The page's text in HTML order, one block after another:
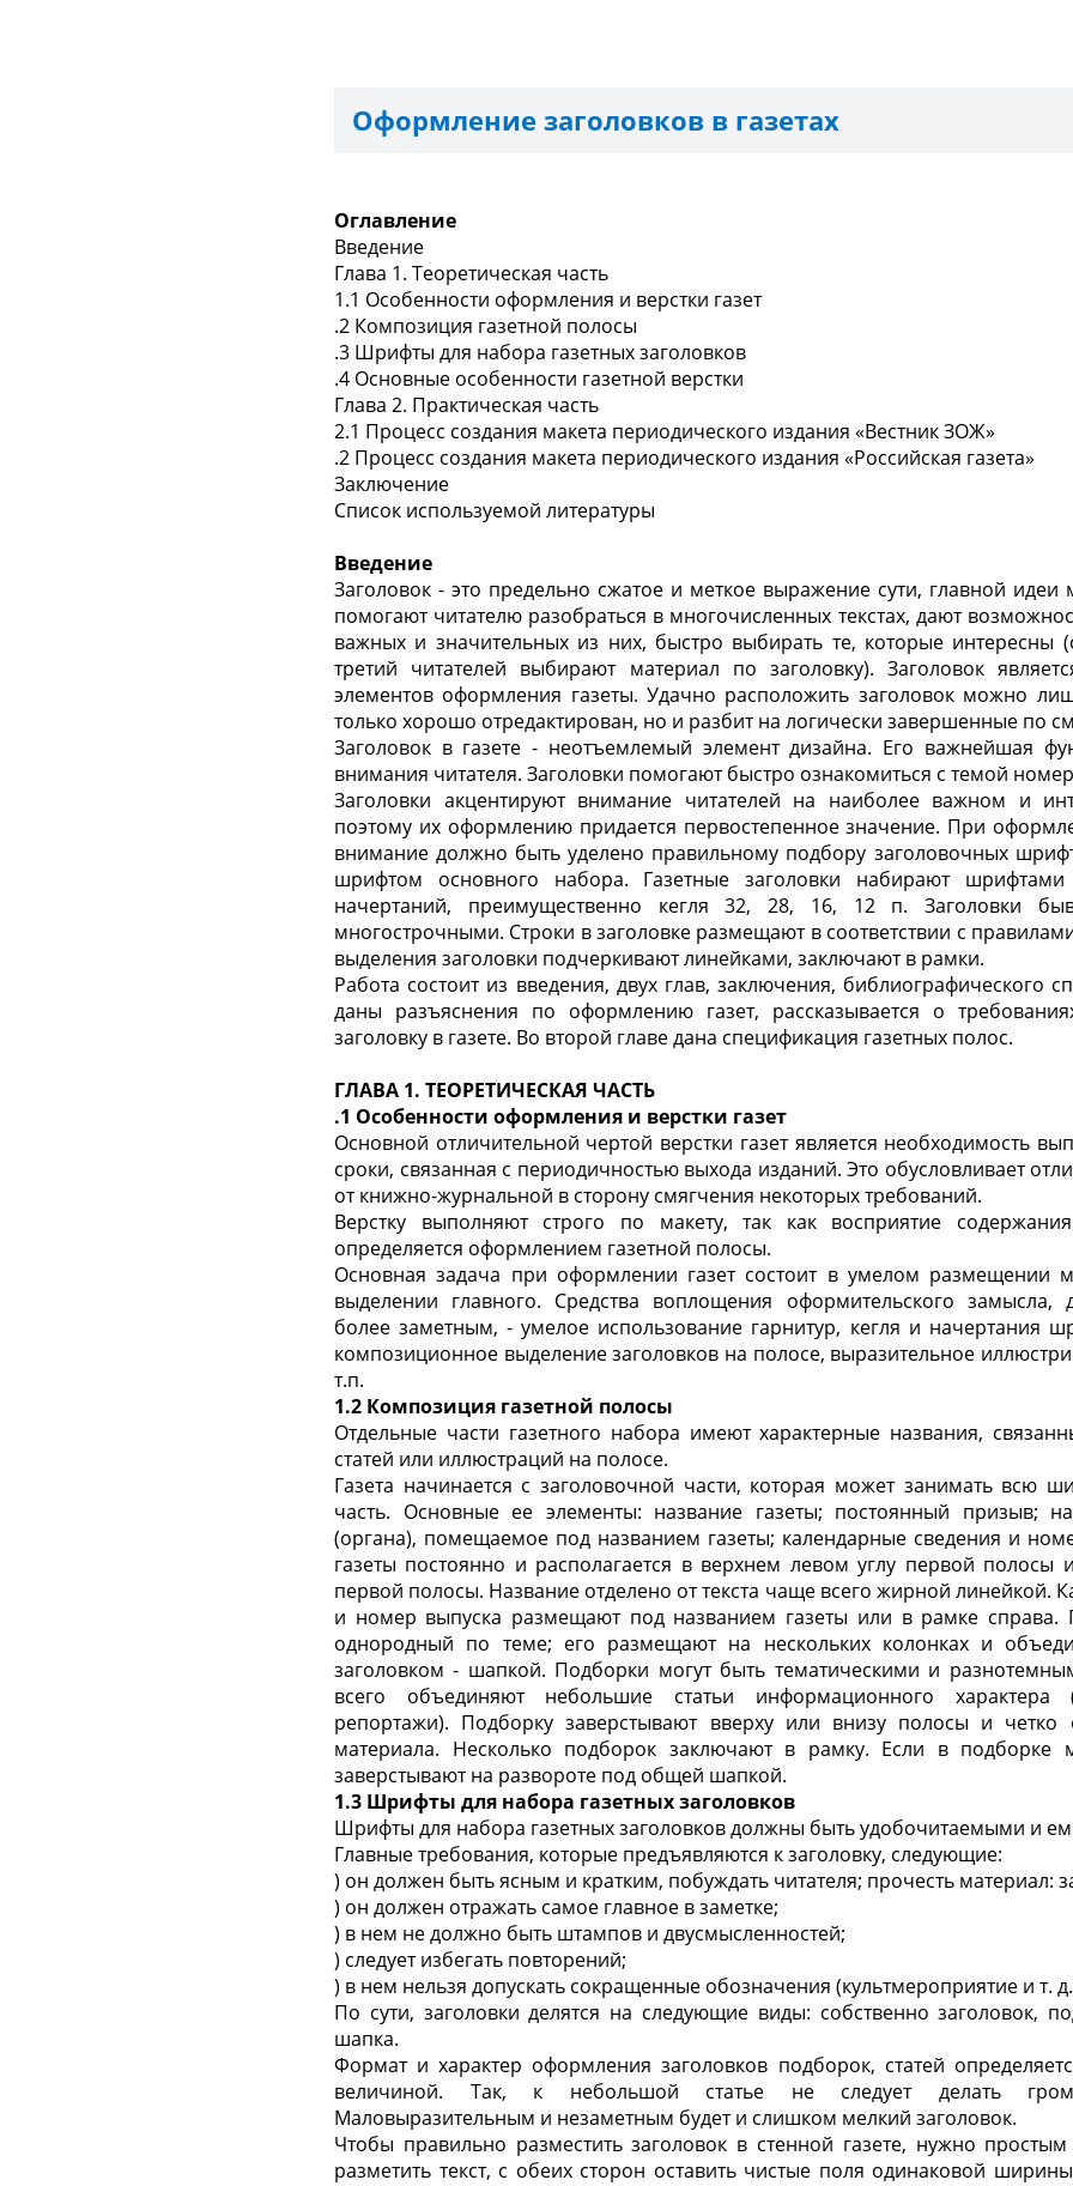
Оформление заголовков в газетах
Оглавление
Введение
Глава 1. Теоретическая часть
1.1 Особенности оформления и верстки газет
.2 Композиция газетной полосы
.3 Шрифты для набора газетных заголовков
.4 Основные особенности газетной верстки
Глава 2. Практическая часть
2.1 Процесс создания макета периодического издания «Вестник ЗОЖ»
.2 Процесс создания макета периодического издания «Российская газета»
Заключение
Список используемой литературы
Введение
Заголовок - это предельно сжатое и меткое выражение сути, главной идеи
помогают читателю разобраться в многочисленных текстах, дают
важных и значительных из них, быстро выбирать те, которые интересны
третий читателей выбирают материал по заголовку). Заголовок
элементов оформления газеты. Удачно расположить заголовок можно
только хорошо отредактирован, но и разбит на логически завершенные по
Заголовок в газете - неотъемлемый элемент дизайна. Его важнейшая
внимания читателя. Заголовки помогают быстро ознакомиться с темой
Заголовки акцентируют внимание читателей на наиболее важном и
поэтому их оформлению придается первостепенное значение. При
внимание должно быть уделено правильному подбору заголовочных
шрифтом основного набора. Газетные заголовки набирают
начертаний, преимущественно кегля 32, 28, 16, 12 п. Заголовки
многострочными. Строки в заголовке размещают в соответствии с
выделения заголовки подчеркивают линейками, заключают в рамки.
Работа состоит из введения, двух глав, заключения, библиографического
даны разъяснения по оформлению газет, рассказывается о
заголовку в газете. Во второй главе дана спецификация газетных полос.
ГЛАВА 1. ТЕОРЕТИЧЕСКАЯ ЧАСТЬ
.1 Особенности оформления и верстки газет
Основной отличительной чертой верстки газет является необходимость
сроки, связанная с периодичностью выхода изданий. Это обусловливает
от книжно-журнальной в сторону смягчения некоторых требований.
Верстку выполняют строго по макету, так как восприятие
определяется оформлением газетной полосы.
Основная задача при оформлении газет состоит в умелом размещении
выделении главного. Средства воплощения оформительского замысла,
более заметным, - умелое использование гарнитур, кегля и начертания
композиционное выделение заголовков на полосе, выразительное
т.п.
1.2 Композиция газетной полосы
Отдельные части газетного набора имеют характерные названия,
статей или иллюстраций на полосе.
Газета начинается с заголовочной части, которая может занимать всю
часть. Основные ее элементы: название газеты; постоянный призыв;
(органа), помещаемое под названием газеты; календарные сведения и
газеты постоянно и располагается в верхнем левом углу первой полосы
первой полосы. Название отделено от текста чаще всего жирной линейкой.
и номер выпуска размещают под названием газеты или в рамке справа.
однородный по теме; его размещают на нескольких колонках и
заголовком - шапкой. Подборки могут быть тематическими и
всего объединяют небольшие статьи информационного характера
репортажи). Подборку заверстывают вверху или внизу полосы и четко
материала. Несколько подборок заключают в рамку. Если в подборке
заверстывают на развороте под общей шапкой.
1.3 Шрифты для набора газетных заголовков
Шрифты для набора газетных заголовков должны быть удобочитаемыми и
Главные требования, которые предъявляются к заголовку, следующие:
) он должен быть ясным и кратким, побуждать читателя; прочесть материал:
) он должен отражать самое главное в заметке;
) в нем не должно быть штампов и двусмысленностей;
) следует избегать повторений;
) в нем нельзя допускать сокращенные обозначения (культмероприятие и т.
По сути, заголовки делятся на следующие виды: собственно заголовок,
шапка.
Формат и характер оформления заголовков подборок, статей
величиной. Так, к небольшой статье не следует делать
Маловыразительным и незаметным будет и слишком мелкий заголовок.
Чтобы правильно разместить заголовок в стенной газете, нужно
разметить текст, с обеих сторон оставить чистые поля одинаковой